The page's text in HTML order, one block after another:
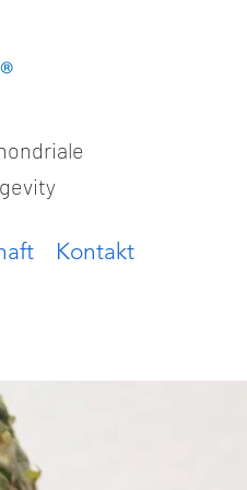
Kontakt